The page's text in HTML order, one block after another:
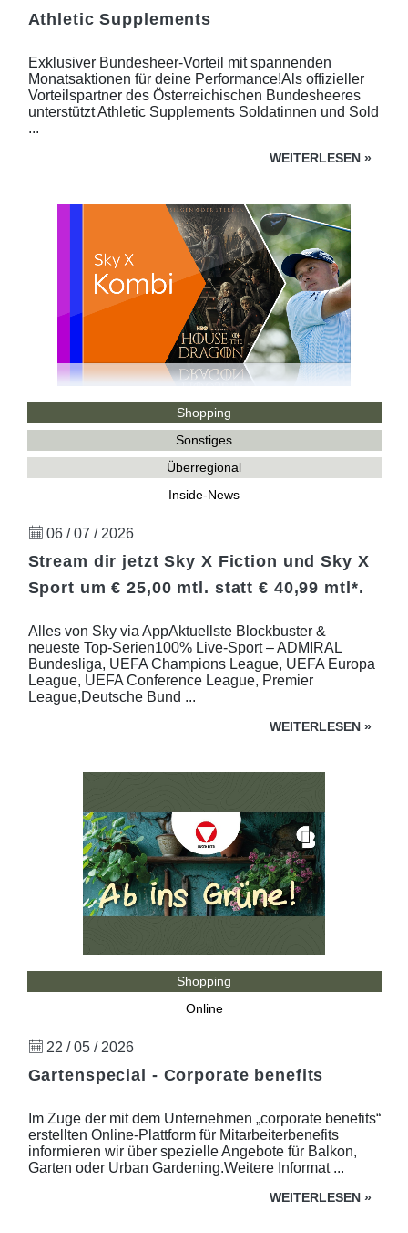
Athletic Supplements
Exklusiver Bundesheer-Vorteil mit spannenden
Monatsaktionen für deine Performance!Als offizieller
Vorteilspartner des Österreichischen Bundesheeres
unterstützt Athletic Supplements Soldatinnen und Sold
...
WEITERLESEN »
Shopping
Sonstiges
Überregional
Inside-News
06 / 07 / 2026
Stream dir jetzt Sky X Fiction und Sky X
Sport um € 25,00 mtl. statt € 40,99 mtl*.
Alles von Sky via AppAktuellste Blockbuster &
neueste Top-Serien100% Live-Sport – ADMIRAL
Bundesliga, UEFA Champions League, UEFA Europa
League, UEFA Conference League, Premier
League,Deutsche Bund ...
WEITERLESEN »
Shopping
Online
22 / 05 / 2026
Gartenspecial - Corporate benefits
Im Zuge der mit dem Unternehmen „corporate benefits“
erstellten Online-Plattform für Mitarbeiterbenefits
informieren wir über spezielle Angebote für Balkon,
Garten oder Urban Gardening.Weitere Informat ...
WEITERLESEN »